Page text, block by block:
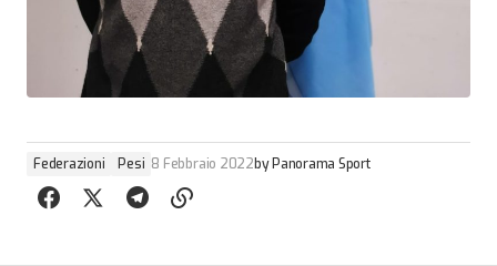
Federazioni Pesi 8 Febbraio 2022by Panorama Sport